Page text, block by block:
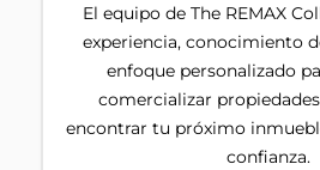
El equipo de The REMAX
experiencia, conocimiento
enfoque personalizado
comercializar
encontrar tu próximo
confianza.